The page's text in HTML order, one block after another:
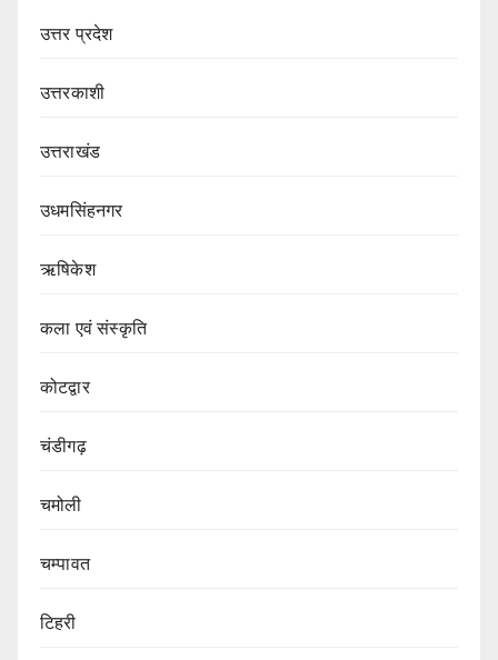
उत्तर प्रदेश
उत्तरकाशी
उत्तराखंड
उधमसिंहनगर
ऋषिकेश
कला एवं संस्कृति
कोटद्वार
चंडीगढ़
चमोली
चम्पावत
टिहरी